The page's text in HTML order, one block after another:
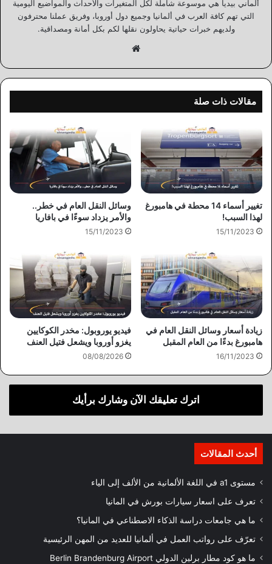
ألماني بيديا هي موسوعة شاملة لكل المتغيرات والأحداث والمواضيع اليومية
التي تهم كافة العرب في ألمانيا وجميع دول أوروبا، وفريق عملنا محترفون
ولديهم خبرات حياتية يحاولون نقلها لكم بكل أمانة ومصداقية.
مقالات ذات صلة
تغيير أسماء 14 محطة في هامبورغ
لهذا السبب!
15/11/2023
وسائل النقل العام في خطر..
والأمر يزداد سوءًا في بافاريا
15/11/2023
زيادة أسعار وسائل النقل العام في
هامبورغ بدءًا من العام المقبل
16/11/2023
فيديو يوروبول: مخدر الكوكايين
يغزو أوروبا ويشعل فتيل العنف
08/08/2026
اترك تعليقك الآن وشارك برأيك
أحدث المقالات
مستوى a1 في اللغة الألمانية من الألف إلى الياء
تعرف على اسعار سيارات بورش في المانيا
ما هي جامعات دراسة الذكاء الاصطناعي في المانيا؟
تعرّف على رواتب العمل في ألمانيا للعديد من المهن الرئيسية
ما هو كود مطار برلين الدولي Berlin Brandenburg Airport